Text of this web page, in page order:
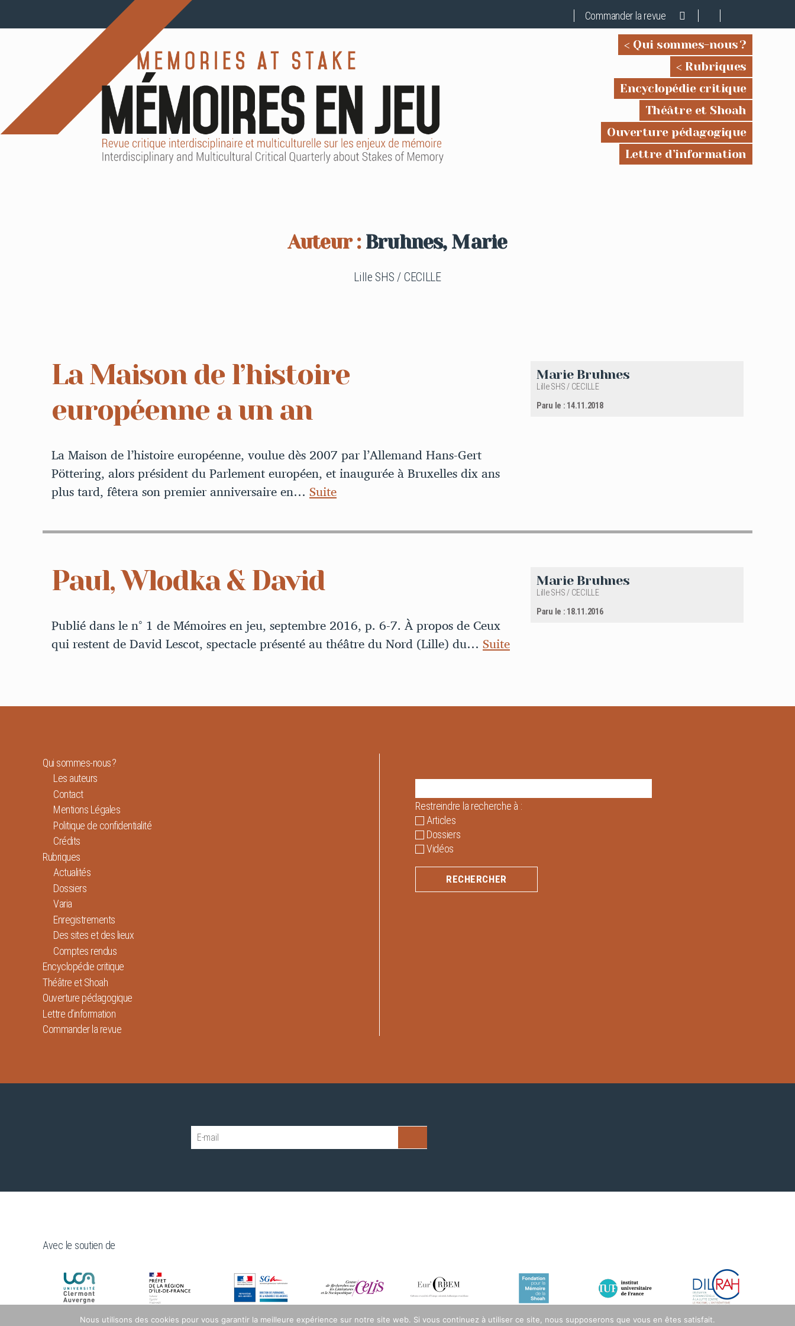
Commander la revue
Qui sommes-nous ?
Rubriques
Encyclopédie critique
Théâtre et Shoah
Ouverture pédagogique
Lettre d’information
Auteur : Bruhnes, Marie
Lille SHS / CECILLE
La Maison de l’histoire
européenne a un an
La Maison de l’histoire européenne, voulue dès 2007 par l’Allemand Hans-Gert
Pöttering, alors président du Parlement européen, et inaugurée à Bruxelles dix ans
plus tard, fêtera son premier anniversaire en… Suite
Marie Bruhnes
Lille SHS / CECILLE
Paru le : 14.11.2018
Paul, Wlodka & David
Publié dans le n° 1 de Mémoires en jeu, septembre 2016, p. 6-7. À propos de Ceux
qui restent de David Lescot, spectacle présenté au théâtre du Nord (Lille) du… Suite
Marie Bruhnes
Lille SHS / CECILLE
Paru le : 18.11.2016
Qui sommes-nous ?
Les auteurs
Contact
Mentions Légales
Politique de confidentialité
Crédits
Rubriques
Actualités
Dossiers
Varia
Enregistrements
Des sites et des lieux
Comptes rendus
Encyclopédie critique
Théâtre et Shoah
Ouverture pédagogique
Lettre d’information
Commander la revue
Restreindre la recherche à :
Articles
Dossiers
Vidéos
Avec le soutien de
Nous utilisons des cookies pour vous garantir la meilleure expérience sur notre site web. Si vous continuez à utiliser ce site, nous supposerons que vous en êtes satisfait.